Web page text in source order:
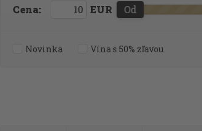
Cena: EUR Od
Novinka Vína s 50% zľavou